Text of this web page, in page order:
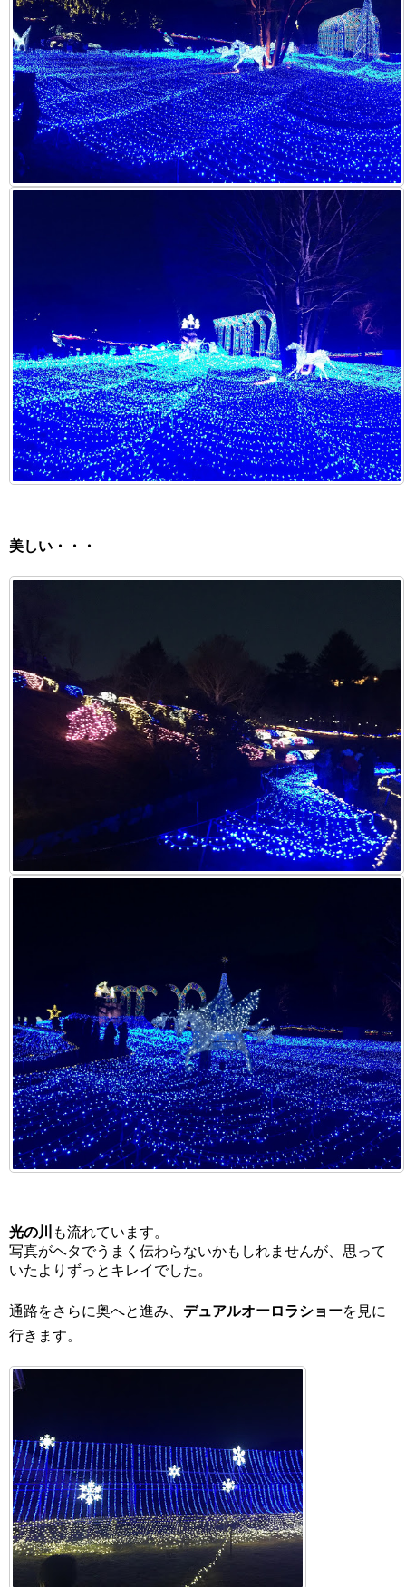
美しい・・・
光の川
も流れています。
写真がヘタでうまく伝わらないかもしれませんが、思って
いたよりずっとキレイでした。
通路をさらに奥へと進み、 デュアルオーロラショーを見に
行きます。